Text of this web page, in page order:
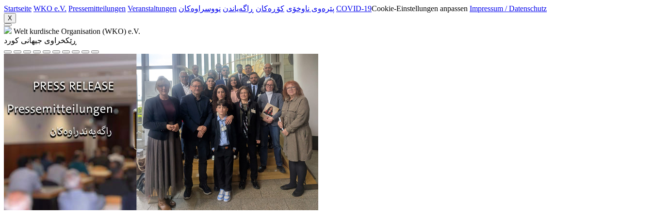
Startseite WKO e.V. Pressemitteilungen Veranstaltungen پێرەوی ناوخۆی کۆڕەکان ڕاگەیاندن نووسراوه‌کان COVID-19Cookie-Einstellungen anpassen Impressum / Datenschutz
X
Welt kurdische Organisation (WKO) e.V.
ڕێکخراوی جیهانی کورد